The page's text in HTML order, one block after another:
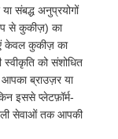
संबद्ध अनुप्रयोगों
रूप से कुकीज़) का
केवल कुकीज़ का
को संशोधित
ब्राउज़र या
इससे प्लेटफ़ॉर्म-
सेवाओं तक आपकी